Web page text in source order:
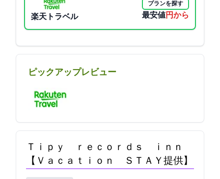
楽天トラベル
プランを探す
最安値6900円から
ピックアップレビュー
Ｔｉｐｙ ｒｅｃｏｒｄｓ ｉｎｎ
【Ｖａｃａｔｉｏｎ ＳＴＡＹ提供】